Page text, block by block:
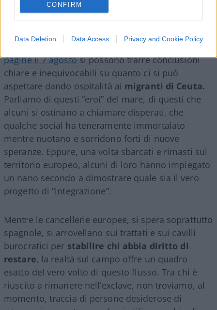
CONFIRM
Data Deletion Data Access Privacy and Cookie Policy
Dalla lettura del pezzo
pubblicato su queste
pagine il 7 agostosi possono trarre conclusioni
chiare e inequivocabili su quanto ci si può
aspettare dando ospitalità ai migranti di Ceuta.
Parliamo di questi “eroi” del mare, di questi che
alcuni si ostinano a chiamare disperati, che
qualche social ha teneramente immortalato
mentre nuotano e sorridono forti di nuove
speranze. Eppure, una volta sbarcati e rimasti sul
territorio europeo, alcuni di loro hanno impiegato
un nano secondo a dimostrare quale sia il vero
progetto di “integrazione”.
Mentre le cancellerie europee, si spera soprattutto
spagnole, si arrovellano sui trattati e sui cavilli
burocratici per stabilire chi abbia diritto di
restare, la realtà sul campo offre un quadro
esatto del vero volto di questo flusso. Tra chi è
riuscito a rimanere nell’exclave, non troviamo, al
momento, traccia di persone desiderose di